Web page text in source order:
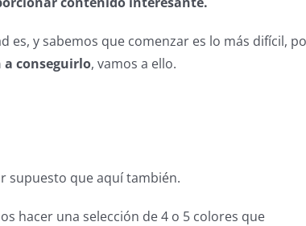
es, y sabemos que comenzar es lo más difícil,
a conseguirlo, vamos a ello.
supuesto que aquí también.
hacer una selección de 4 o 5 colores que